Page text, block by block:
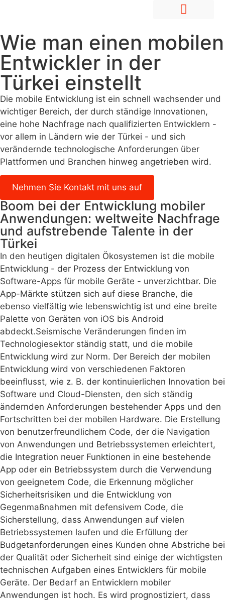
Wie man einen mobilen
Entwickler in der
Türkei einstellt
Die mobile Entwicklung ist ein schnell wachsender und
wichtiger Bereich, der durch ständige Innovationen,
eine hohe Nachfrage nach qualifizierten Entwicklern -
vor allem in Ländern wie der Türkei - und sich
verändernde technologische Anforderungen über
Plattformen und Branchen hinweg angetrieben wird.
Nehmen Sie Kontakt mit uns auf
Boom bei der Entwicklung mobiler
Anwendungen: weltweite Nachfrage
und aufstrebende Talente in der
Türkei
In den heutigen digitalen Ökosystemen ist die mobile
Entwicklung - der Prozess der Entwicklung von
Software-Apps für mobile Geräte - unverzichtbar. Die
App-Märkte stützen sich auf diese Branche, die
ebenso vielfältig wie lebenswichtig ist und eine breite
Palette von Geräten von iOS bis Android
abdeckt.Seismische Veränderungen finden im
Technologiesektor ständig statt, und die mobile
Entwicklung wird zur Norm. Der Bereich der mobilen
Entwicklung wird von verschiedenen Faktoren
beeinflusst, wie z. B. der kontinuierlichen Innovation bei
Software und Cloud-Diensten, den sich ständig
ändernden Anforderungen bestehender Apps und den
Fortschritten bei der mobilen Hardware. Die Erstellung
von benutzerfreundlichem Code, der die Navigation
von Anwendungen und Betriebssystemen erleichtert,
die Integration neuer Funktionen in eine bestehende
App oder ein Betriebssystem durch die Verwendung
von geeignetem Code, die Erkennung möglicher
Sicherheitsrisiken und die Entwicklung von
Gegenmaßnahmen mit defensivem Code, die
Sicherstellung, dass Anwendungen auf vielen
Betriebssystemen laufen und die Erfüllung der
Budgetanforderungen eines Kunden ohne Abstriche bei
der Qualität oder Sicherheit sind einige der wichtigsten
technischen Aufgaben eines Entwicklers für mobile
Geräte. Der Bedarf an Entwicklern mobiler
Anwendungen ist hoch. Es wird prognostiziert, dass